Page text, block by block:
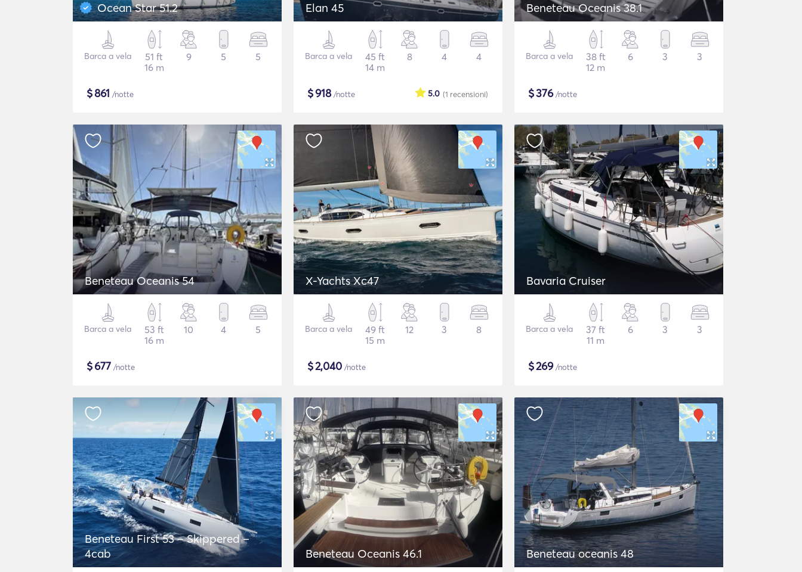
Ocean Star 51.2
Barca a vela
51 ft
16 m
9 5 5
$861 /notte
Elan 45
Barca a vela
45 ft
14 m
8 4 4
$918/notte (1 recensioni)
5.0
Beneteau Oceanis 38.1
Barca a vela
38 ft
12 m
6 3 3
$376/notte
Beneteau Oceanis 54
Barca a vela
53 ft
16 m
10 4 5
$677 /notte
X-Yachts Xc47
Barca a vela
49 ft
15 m
12 3 8
$2,040 /notte
Bavaria Cruiser
Barca a vela
37 ft
11 m
6 3 3
$269/notte
Beneteau First 53 – Skippered –
4cab
Beneteau Oceanis 46.1 Beneteau oceanis 48